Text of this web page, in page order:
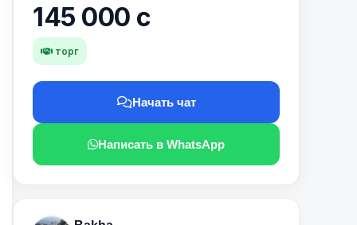
145 000 с
торг
Начать чат
Написать в WhatsApp